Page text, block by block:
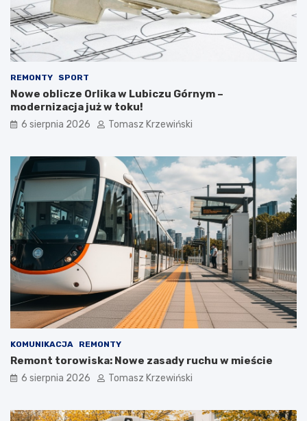
REMONTY SPORT
Nowe oblicze Orlika w Lubiczu Górnym –
modernizacja już w toku!
6 sierpnia 2026 Tomasz Krzewiński
KOMUNIKACJA REMONTY
Remont torowiska: Nowe zasady ruchu w mieście
6 sierpnia 2026 Tomasz Krzewiński